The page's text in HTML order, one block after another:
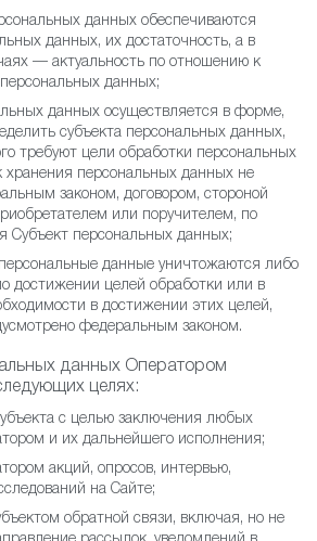
данных обеспечиваются
данных, их достаточность, а в
— актуальность по отношению к
данных;
данных осуществляется в форме,
субъекта персональных данных,
требуют цели обработки персональных
хранения персональных данных не
законом, договором, стороной
или поручителем, по
Субъект персональных данных;
данные уничтожаются либо
достижении целей обработки или в
в достижении этих целей,
федеральным законом.
данных Оператором
целях:
с целью заключения любых
и их дальнейшего исполнения;
акций, опросов, интервью,
на Сайте;
обратной связи, включая, но не